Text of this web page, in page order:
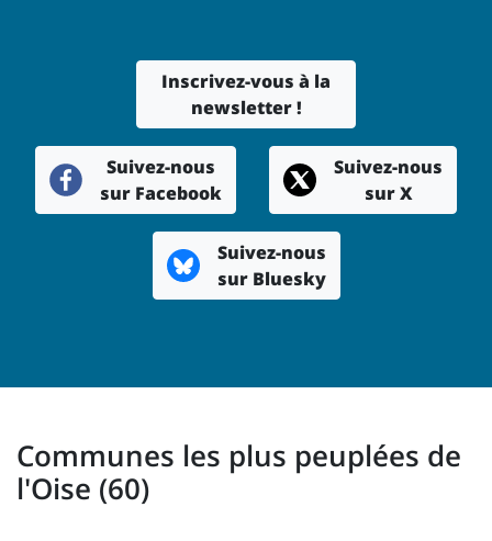
Inscrivez-vous à la
newsletter !
Suivez-nous
sur Facebook
Suivez-nous
sur X
Suivez-nous
sur Bluesky
Communes les plus peuplées de
l'Oise (60)